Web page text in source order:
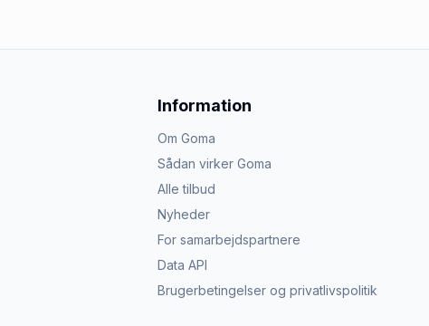
Information
Om Goma
Sådan virker Goma
Alle tilbud
Nyheder
For samarbejdspartnere
Data API
Brugerbetingelser og privatlivspolitik